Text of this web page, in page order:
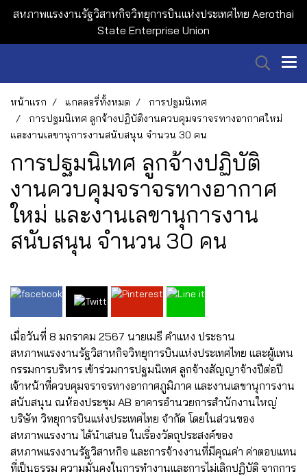
สหภาพแรงงานรัฐวิสาหกิจวิทยุการบินแห่งประเทศไทย Aerothai
State Enterprise Union
หน้าแรก แกลลอรี่ทั้งหมด
การปฐมนิเทศ
การปฐมนิเทศ ลูกจ้างปฏิบัติงานควบคุมจราจรทางอากาศใหม่
และงานเลขานุการงานสนับสนุน จำนวน 30 คน
การปฐมนิเทศ ลูกจ้างปฏิบัติ
งานควบคุมจราจรทางอากาศ
ใหม่ และงานเลขานุการงาน
สนับสนุน จำนวน 30 คน
เมื่อวันที่ 8 มกราคม 2567 นายเมธี คำแหง ประธาน
สหภาพแรงงานรัฐวิสาหกิจวิทยุการบินแห่งประเทศไทย และผู้แทน
กรรมการบริหาร เข้าร่วมการปฐมนิเทศ ลูกจ้างสัญญาจ้างปีต่อปี
เจ้าหน้าที่ควบคุมจราจรทางอากาศภูมิภาค และงานเลขานุการงาน
สนับสนุน ณห้องประชุม AB อาคารอำนวยการสำนักงานใหญ่
บริษัท วิทยุการบินแห่งประเทศไทย จำกัด โดยในส่วนของ
สหภาพแรงงาน ได้นำเสนอ ในเรื่องวัตถุประสงค์ของ
สหภาพแรงงานรัฐวิสาหกิจ และการจ้างงานที่มีคุณค่า ค่าตอบแทน
ที่เป็นธรรม ความมั่นคงในการทำงานและการไม่เลิกปฏิบัติ จากการ